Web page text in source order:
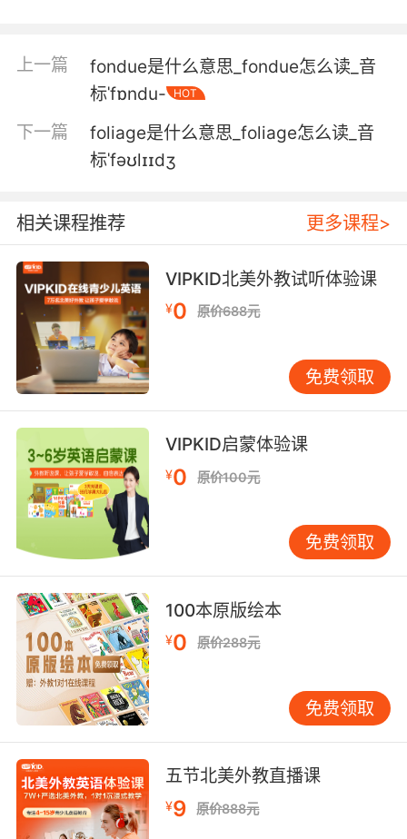
microscope.
维拉 你去那个显微镜那里看一下那个毛囊样本
6. And I got the results from the test on his
hair follicles.
7. I could run a follicle stimulator over your
upper lip.
我可以給你的上唇做毛囊
8. I plucked a hair from his head with the
follicle still attached.
我拔了他的一根头发 下面还带着毛囊
9. We discovered an additional anomaly
relating to the hair follicles in his scalp.
我们发现另一个的异常 是他的头发的毛囊
10. The vibrations will lift up your follicles so
that the blades cut below your skin.
震动可以拔高你的毛囊 这样刀片就可以刮得很干
净
上一篇
fondue是什么意思_fondue怎么读_音
标ˈfɒndu-
HOT
下一篇
foliage是什么意思_foliage怎么读_音
标ˈfəʊlɪɪdʒ
相关课程推荐 更多课程>
VIPKID北美外教试听体验课
¥0 原价688元
免费领取
VIPKID启蒙体验课
¥0 原价100元
免费领取
100本原版绘本
¥0 原价288元
免费领取
五节北美外教直播课
¥9 原价888元